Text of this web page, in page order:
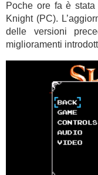
Poche ore fa è
Knight (PC).
delle versioni
miglioramenti